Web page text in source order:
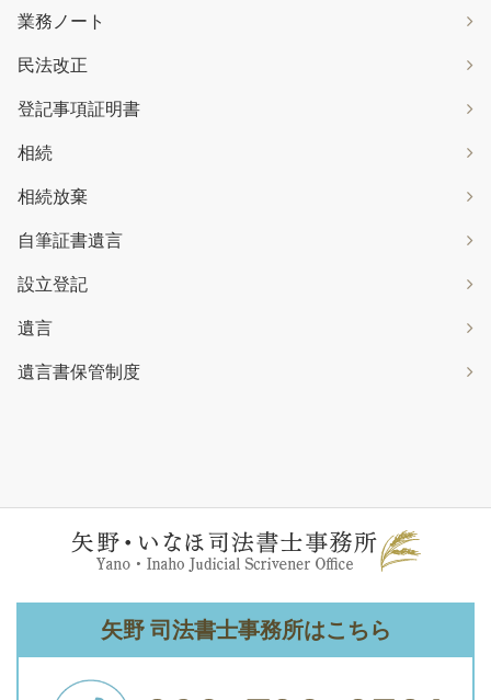
業務ノート
民法改正
登記事項証明書
相続
相続放棄
自筆証書遺言
設立登記
遺言
遺言書保管制度
矢野 司法書士事務所はこちら